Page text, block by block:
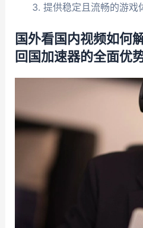
提供稳定且流畅的游戏
国外看国内视频如何
回国加速器的全面优